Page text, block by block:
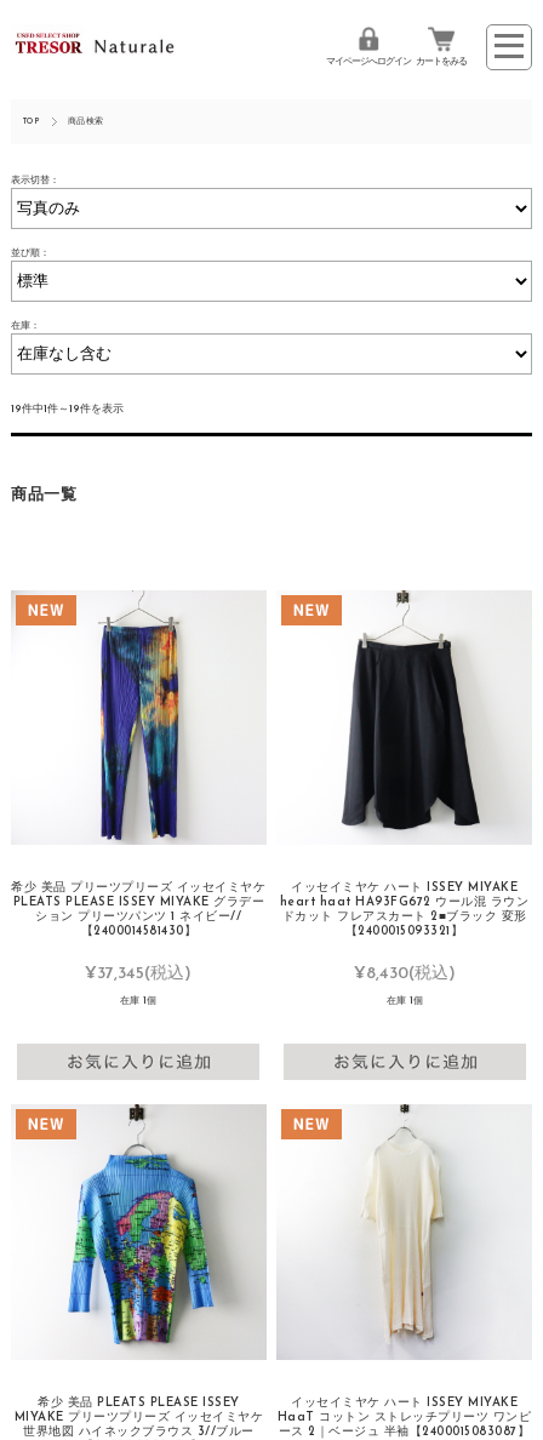
マイページへログイン カートをみる
TOP 商品検索
表示切替：
並び順：
在庫：
19件中1件～19件を表示
商品一覧
希少 美品 プリーツプリーズ イッセイミヤケ
PLEATS PLEASE ISSEY MIYAKE グラデー
ション プリーツパンツ 1 ネイビー//
【2400014581430】
¥37,345(税込)
在庫 1個
イッセイミヤケ ハート ISSEY MIYAKE
heart haat HA93FG672 ウール混 ラウン
ドカット フレアスカート 2■ブラック 変形
【2400015093321】
¥8,430(税込)
在庫 1個
希少 美品 PLEATS PLEASE ISSEY
MIYAKE プリーツプリーズ イッセイミヤケ
世界地図 ハイネックブラウス 3//ブルー
イッセイミヤケ ハート ISSEY MIYAKE
HaaT コットン ストレッチプリーツ ワンピ
ース 2｜ベージュ 半袖【2400015083087】